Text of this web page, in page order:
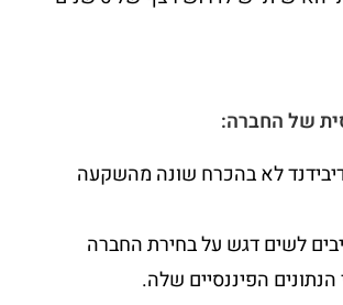
לא בהכרח שונה מהשקעה
לשים דגש על בחירת החברה
הפיננסיים שלה.